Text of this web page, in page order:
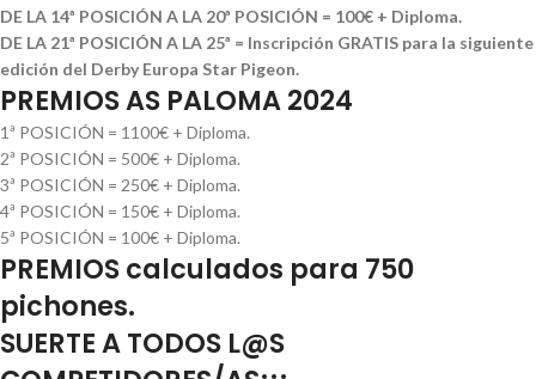
DE LA 14ª POSICIÓN A LA 20ª POSICIÓN = 100€ + Diploma.
DE LA 21ª POSICIÓN A LA 25ª = Inscripción GRATIS para la siguiente
edición del Derby Europa Star Pigeon.
PREMIOS AS PALOMA 2024
1ª POSICIÓN = 1100€ + Diploma.
2ª POSICIÓN = 500€ + Diploma.
3ª POSICIÓN = 250€ + Diploma.
4ª POSICIÓN = 150€ + Diploma.
5ª POSICIÓN = 100€ + Diploma.
PREMIOS calculados para 750
pichones.
SUERTE A TODOS L@S